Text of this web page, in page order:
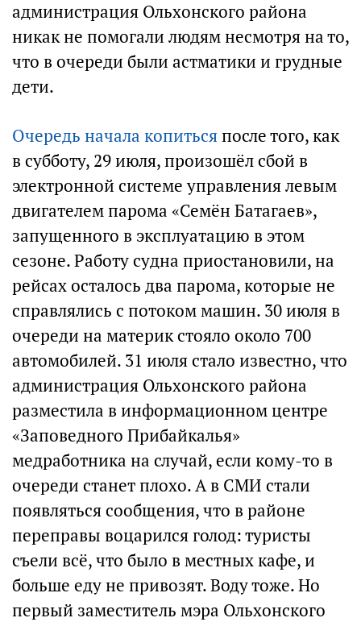
администрация Ольхонского района
никак не помогали людям несмотря на то,
что в очереди были астматики и грудные
дети.
Очередь начала копитьсяпосле того, как
в субботу, 29 июля, произошёл сбой в
электронной системе управления левым
двигателем парома «Семён Батагаев»,
запущенного в эксплуатацию в этом
сезоне. Работу судна приостановили, на
рейсах осталось два парома, которые не
справлялись с потоком машин. 30 июля в
очереди на материк стояло около 700
автомобилей. 31 июля стало известно, что
администрация Ольхонского района
разместила в информационном центре
«Заповедного Прибайкалья»
медработника на случай, если кому-то в
очереди станет плохо. А в СМИ стали
появляться сообщения, что в районе
переправы воцарился голод: туристы
съели всё, что было в местных кафе, и
больше еду не привозят. Воду тоже. Но
первый заместитель мэра Ольхонского